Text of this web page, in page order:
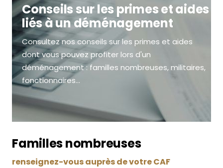
Conseils sur les primes et aides
liés à un déménagement
Consultez nos conseils sur les primes et aides
dont vous pouvez profiter lors d'un
déménagement : familles nombreuses, militaires,
fonctionnaires...
Familles nombreuses
renseignez-vous auprès de votre CAF